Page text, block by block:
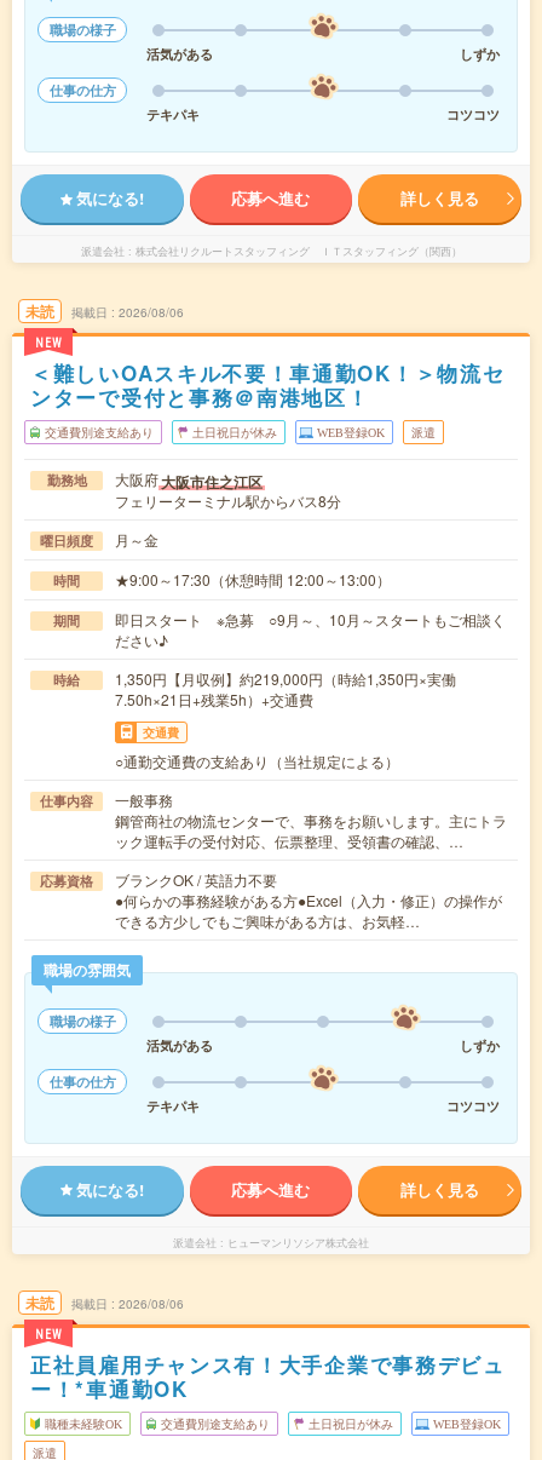
職場の様子
活気がある
しずか
仕事の仕方
テキパキ
コツコツ
気になる! 応募へ進む 詳しく見る
派遣会社 株式会社リクルートスタッフィング ＩＴスタッフィング（関西）
未読
NEW
掲載日 2026/08/06
＜難しいOAスキル不要！車通勤OK！＞物流セ
ンターで受付と事務＠南港地区！
交通費別途支給あり 土日祝日が休み WEB登録OK 派遣
勤務地 大阪府大阪市住之江区
フェリーターミナル駅からバス8分
曜日頻度 月～金
時間 ★9:00～17:30（休憩時間 12:00～13:00）
期間
即日スタート ※急募 ○9月～、10月～スタートもご相談く
ださい♪
時給
1,350円【月収例】約219,000円（時給1,350円×実働
7.50h×21日+残業5h）+交通費
交通費
○通勤交通費の支給あり（当社規定による）
仕事内容
一般事務
鋼管商社の物流センターで、事務をお願いします。主にトラ
ック運転手の受付対応、伝票整理、受領書の確認、…
応募資格
ブランクOK / 英語力不要
●何らかの事務経験がある方●Excel（入力・修正）の操作が
できる方少しでもご興味がある方は、お気軽…
職場の雰囲気
職場の様子
活気がある
しずか
仕事の仕方
テキパキ
コツコツ
気になる! 応募へ進む 詳しく見る
派遣会社 ヒューマンリソシア株式会社
未読
NEW
掲載日 2026/08/06
正社員雇用チャンス有！大手企業で事務デビュ
ー！*車通勤OK
職種未経験OK 交通費別途支給あり 土日祝日が休み WEB登録OK
派遣